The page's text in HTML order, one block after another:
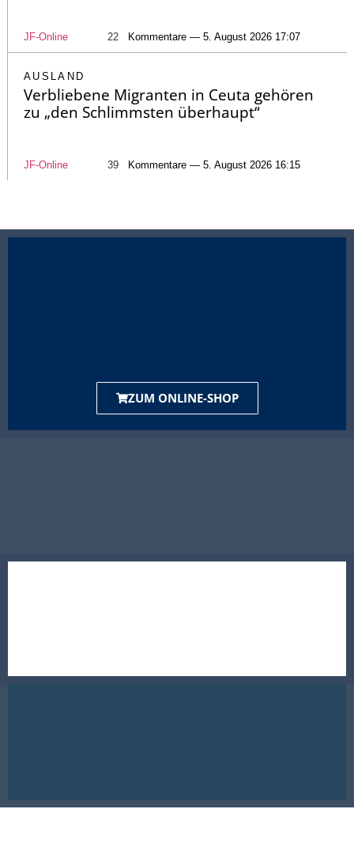
JF-Online 22 Kommentare — 5. August 2026 17:07
AUSLAND
Verbliebene Migranten in Ceuta gehören
zu „den Schlimmsten überhaupt“
JF-Online 39 Kommentare — 5. August 2026 16:15
ZUM ONLINE-SHOP